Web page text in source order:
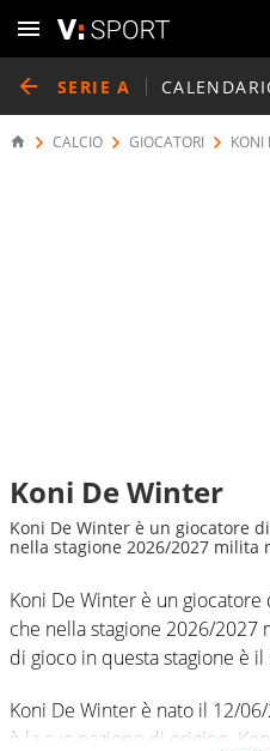
SERIE A
CALCIO GIOCATORI KONI
Koni De Winter
Koni De Winter è un giocatore
nella stagione 2026/2027 milita
Koni De Winter è un
che nella stagione 2026/
di gioco in questa stagione è il
Koni De Winter è nato il 12/
è la sua nazione di origine.